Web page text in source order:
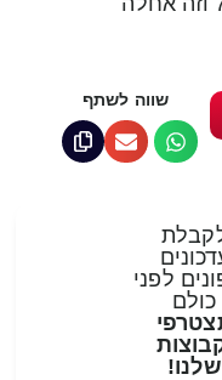
שווה לשתף
לפני
כולם
שלנו!